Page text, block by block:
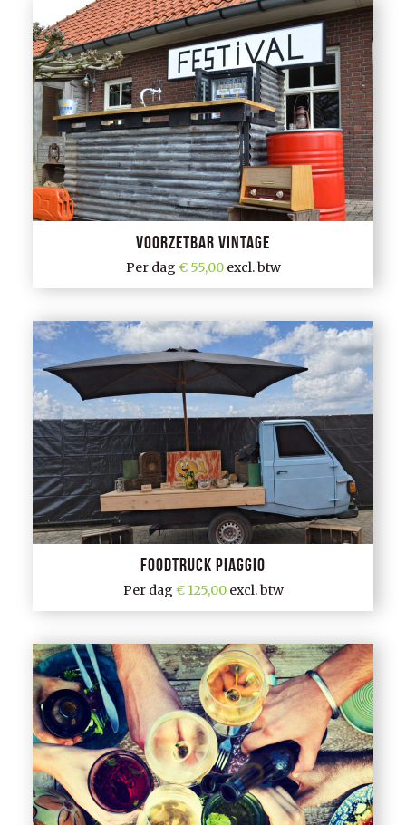
Voorzetbar vintage
Per dag 55,00excl. btw
Foodtruck Piaggio
Per dag 125,00excl. btw